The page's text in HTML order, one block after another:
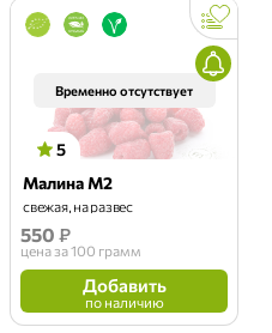
Временно отсутствует
5
Малина М2
свежая, на развес
550 ₽
цена за 100 грамм
Добавить
по наличию